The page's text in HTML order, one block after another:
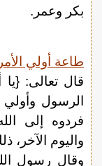
بكر وعمر.
طاعة أولي
قال تعالى: {يا
الرسول
فردوه إلى
واليوم الآخر،
وقال رسول